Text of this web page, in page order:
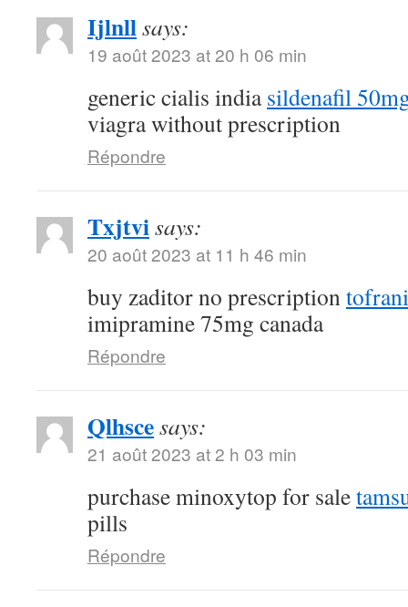
Ijlnllsays:
19 août 2023 at 20 h 06 min
generic cialis indiasildenafil
viagra without prescription
Répondre
Txjtvisays:
20 août 2023 at 11 h 46 min
buy zaditor no prescription
imipramine 75mg canada
Répondre
Qlhscesays:
21 août 2023 at 2 h 03 min
purchase minoxytop for sale
pills
Répondre